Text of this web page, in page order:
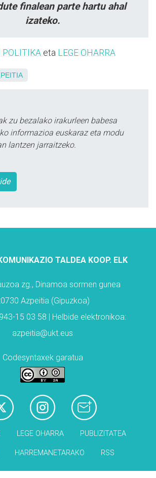
finalean parte hartu ahal
izateko.
POLITIKA eta LEGE OHARRA
zu bezalako irakurleen babesa
informazioa euskaraz eta modu
lantzen jarraitzeko.
TALDEA KOOP. ELK
zg., Dinamoa sormen gunea
Azpeitia (Gipuzkoa)
15 03 58 | Helbide elektronikoa:
azpeitia@ukt.eus
Codesyntaxek garatua
LEGE OHARRA PUBLIZITATEA
HARREMANETARAKO RSS